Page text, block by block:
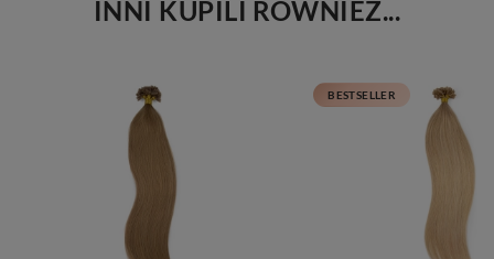
INNI KUPILI RÓWNIEŻ...
BESTSELLER